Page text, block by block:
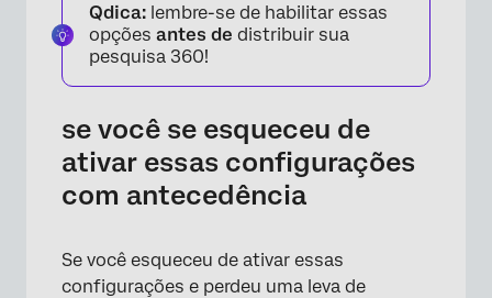
Qdica: lembre-se de habilitar essas
opções antes de distribuir sua
pesquisa 360!
se você se esqueceu de
ativar essas configurações
com antecedência
Se você esqueceu de ativar essas
configurações e perdeu uma leva de